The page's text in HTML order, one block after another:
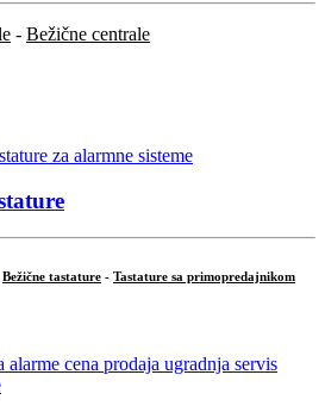
- Bežične centrale
Bežične tastature - Tastature sa primopredajnikom